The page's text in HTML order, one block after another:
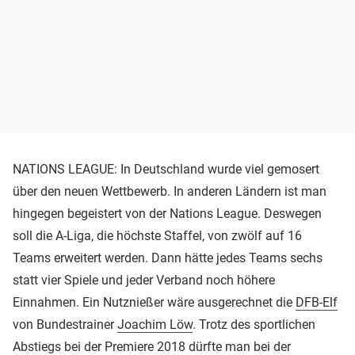
NATIONS LEAGUE: In Deutschland wurde viel gemosert
über den neuen Wettbewerb. In anderen Ländern ist man
hingegen begeistert von der Nations League. Deswegen
soll die A-Liga, die höchste Staffel, von zwölf auf 16
Teams erweitert werden. Dann hätte jedes Teams sechs
statt vier Spiele und jeder Verband noch höhere
Einnahmen. Ein Nutznießer wäre ausgerechnet die DFB-Elf
von BundestrainerJoachim Löw. Trotz des sportlichen
Abstiegs bei der Premiere 2018 dürfte man bei der